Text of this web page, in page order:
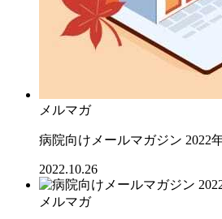
メルマガ
病院向けメールマガジン 2022
2022.10.26
メルマガ